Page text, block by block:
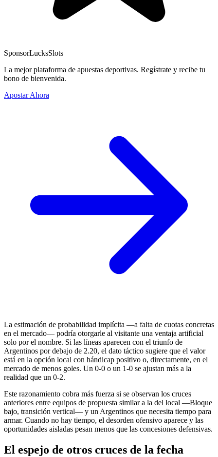
SponsorLucksSlots
La mejor plataforma de apuestas deportivas. Regístrate y recibe tu
bono de bienvenida.
Apostar Ahora
La estimación de probabilidad implícita —a falta de cuotas concretas
en el mercado— podría otorgarle al visitante una ventaja artificial
solo por el nombre. Si las líneas aparecen con el triunfo de
Argentinos por debajo de 2.20, el dato táctico sugiere que el valor
está en la opción local con hándicap positivo o, directamente, en el
mercado de menos goles. Un 0-0 o un 1-0 se ajustan más a la
realidad que un 0-2.
Este razonamiento cobra más fuerza si se observan los cruces
anteriores entre equipos de propuesta similar a la del local —Bloque
bajo, transición vertical— y un Argentinos que necesita tiempo para
armar. Cuando no hay tiempo, el desorden ofensivo aparece y las
oportunidades aisladas pesan menos que las concesiones defensivas.
El espejo de otros cruces de la fecha